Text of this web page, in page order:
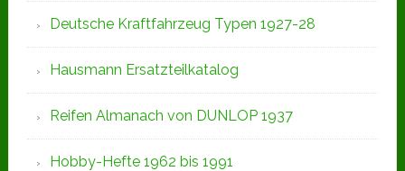
Deutsche Kraftfahrzeug Typen 1927-28
Hausmann Ersatzteilkatalog
Reifen Almanach von DUNLOP 1937
Hobby-Hefte 1962 bis 1991